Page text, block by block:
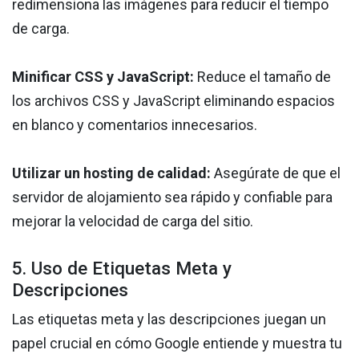
redimensiona las imágenes para reducir el tiempo
de carga.
Minificar CSS y JavaScript: Reduce el tamaño de
los archivos CSS y JavaScript eliminando espacios
en blanco y comentarios innecesarios.
Utilizar un hosting de calidad: Asegúrate de que el
servidor de alojamiento sea rápido y confiable para
mejorar la velocidad de carga del sitio.
5. Uso de Etiquetas Meta y
Descripciones
Las etiquetas meta y las descripciones juegan un
papel crucial en cómo Google entiende y muestra tu